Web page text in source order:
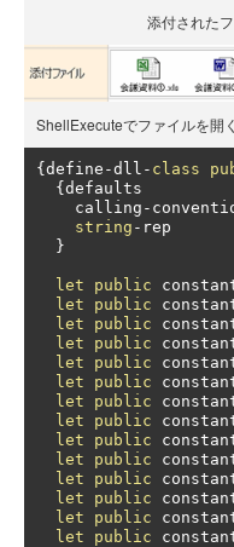
添付された
ShellExecuteでファイルを開く
{ define -dll - class
{ defaults
    calling
-
string -
}
let public
let
public constant
let
public constant
let
public constant
let
public constant
let
public
let
public constant
let
public constant
let
public
let
public constant
let
public constant
let
public constant
let
public constant
let
public